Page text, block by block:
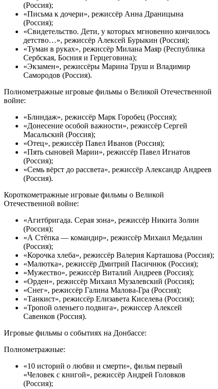
(Россия);
«Письма к дочери», режиссёр Анна Драницына
(Россия);
«Свидетельство. Дети, у которых мгновенно кончилось
детство…», режиссёр Алексей Бурыкин (Россия);
«Туман в руках», режиссёр Милана Маяр (Республика
Сербская, Босния и Герцеговина);
«Экзамен», режиссёры Марина Труш и Владимир
Самородов (Россия).
Полнометражные игровые фильмы о Великой Отечественной
войне:
«Блиндаж», режиссёр Марк Горобец (Россия);
«Донесение особой важности», режиссёр Сергей
Масальский (Россия);
«Отец», режиссёр Павел Иванов (Россия);
«Пять сыновей Марии», режиссёр Павел Игнатов
(Россия);
«Семь вёрст до рассвета», режиссёр Александр Андреев
(Россия).
Короткометражные игровые фильмы о Великой
Отечественной войне:
«Агитбригада. Серая зона», режиссёр Никита Золин
(Россия);
«А Стёпка — командир», режиссёр Михаил Медалин
(Россия);
«Корочка хлеба», режиссёр Валерия Карташова (Россия);
«Малютка», режиссёр Дмитрий Пасичнюк (Россия);
«Мужество», режиссёр Виталий Андреев (Россия);
«Орден», режиссёр Михаил Музалевский (Россия);
«Снег», режиссёр Галина Малова-Гра (Россия);
«Танкист», режиссёр Елизавета Киселева (Россия);
«Тропой оленьего подвига», режиссер Алексей
Савенков (Россия).
Игровые фильмы о событиях на Донбассе:
Полнометражные:
«10 историй о любви и смерти», фильм первый
«Человек с книгой», режиссёр Андрей Головков
(Россия);